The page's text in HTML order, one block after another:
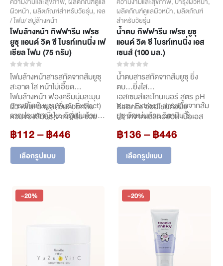
ผิวหน้า, ผลิตภัณฑ์สำหรับวัยรุ่น, เจล
/ โฟม/ สบู่ล้างหน้า
โฟมล้างหน้า กิฟฟารีน เฟรช
ยูซุ แอนด์ วิต ซี ไบรท์เทนนิ่ง เฟ
เชียล โฟม (75 กรัม)
โฟมล้างหน้าสารสกัดจากส้มยูซุ
สะอาด ใส หน้าไม่เอี๊ยด
โฟมล้างหน้า ฟองครีมนุ่มละมุน
ผิว เพิ่มความสดชื่นด้วยกลิ่น
หอมของส้มยูซุ จากญี่ปุ่น ช่วย
ความมันส่วนเกินได้อย่างหมดจด
โดยที่ยังคงความชุ่มชื้นให้ผิว ไม่
ทำให้ผิวแห้งตึงหลังล้างหน้า
พร้อมทั้งส่วนผสมที่ช่วยดูแลผิว
สารสกัดส้มยูซุ (Yuzu Extract)
จากประเทศญี่ปุ่น: อัดแน่นด้วย
สูงกว่ามะนาวทั่วไปถึง 3 เท่า ช่วย
ฟื้นบำรุงผิวให้กลับมาดูกระจ่างใส
อย่างเป็นธรรมชาติ
Powerful Vitamin C และ…
฿112–฿446
เลือกรูปแบบ
This
product
variants.
The
ผลิตภัณฑ์ดูแลผิวหน้า, ผลิตภัณฑ์
สำหรับวัยรุ่น
น้ำตบ กิฟฟารีน เฟรช ยูซุ
แอนด์ วิต ซี ไบรท์เทนนิ่ง เอส
เซนส์ (100 มล.)
0out of 5
น้ำตบสารสกัดจากส้มยูซุ ยิ่ง
ตบ…ยิ่งใส
เอสเซนส์และโทนเนอร์ สูตร pH
Balance อ่อนโยนต่อผิว
ปราศจากแอลกอฮอล์ เนื้อเอส
บำรุงผิวที่หมองคล้ำให้กลับมาก
ระจ่างใส พร้อมช่วยขจัดสิ่ง
สกปรกตกค้างผิวหลังล้างหน้าได้
อย่างหมดจด อุดมด้วยสาร
Yuzu Extract: สารสกัดจากส้ม
ยูซุ อัดแน่นด้วย วิตามิน ซี
Powerful Vitamin C, Vitamin
B3 และ Glutathione: ช่วยปรับ
ผิวให้แลดูกระจ่างใส สีผิวดู
สม่ำเสมอยิ่งขึ้น
฿136–฿446
เลือกรูปแบบ
This
product
variants.
The
-20% -20%